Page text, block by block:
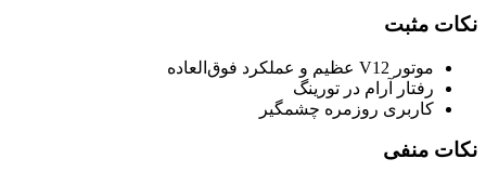
نکات مثبت
موتور V12 عظیم و عملکرد فوق‌العاده
رفتار آرام در تورینگ
کاربری روزمره چشمگیر
نکات منفی